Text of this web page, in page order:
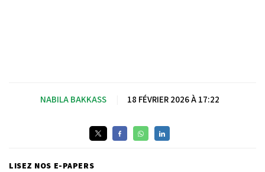
NABILA BAKKASS 18 FÉVRIER 2026 À 17:22
LISEZ NOS E-PAPERS